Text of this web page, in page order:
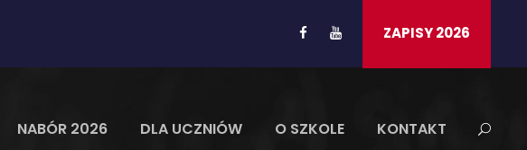
ZAPISY 2026
NABÓR 2026 DLA UCZNIÓW O SZKOLE KONTAKT